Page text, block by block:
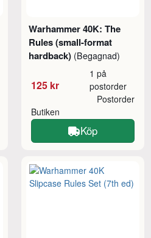
Warhammer 40K: The
Rules (small-format
hardback) (Begagnad)
125 kr
1 på
postorder
Butiken
Postorder
Köp